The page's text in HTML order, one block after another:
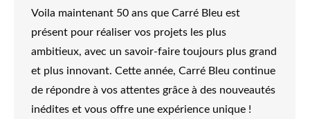
Voila maintenant 50 ans que Carré Bleu est
présent pour réaliser vos projets les plus
ambitieux, avec un savoir-faire toujours plus grand
et plus innovant. Cette année, Carré Bleu continue
de répondre à vos attentes grâce à des nouveautés
inédites et vous offre une expérience unique !